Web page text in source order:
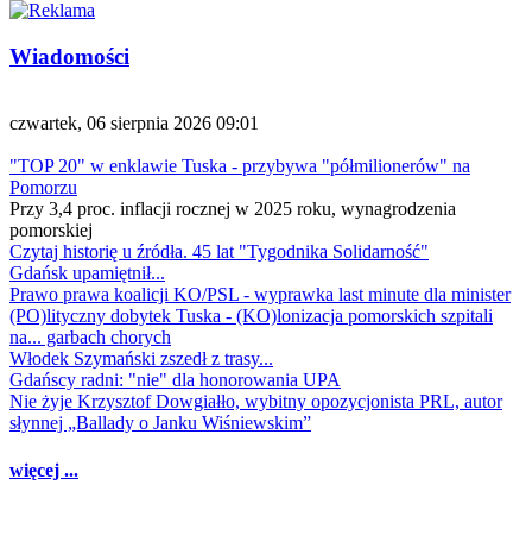
Wiadomości
czwartek, 06 sierpnia 2026 09:01
"TOP 20" w enklawie Tuska - przybywa "półmilionerów" na
Pomorzu
Przy 3,4 proc. inflacji rocznej w 2025 roku, wynagrodzenia
pomorskiej
Czytaj historię u źródła. 45 lat "Tygodnika Solidarność"
Gdańsk upamiętnił...
Prawo prawa koalicji KO/PSL - wyprawka last minute dla minister
(PO)lityczny dobytek Tuska - (KO)lonizacja pomorskich szpitali
na... garbach chorych
Włodek Szymański zszedł z trasy...
Gdańscy radni: "nie" dla honorowania UPA
Nie żyje Krzysztof Dowgiałło, wybitny opozycjonista PRL, autor
słynnej „Ballady o Janku Wiśniewskim”
więcej ...